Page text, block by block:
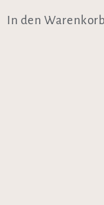
In den Warenkorb